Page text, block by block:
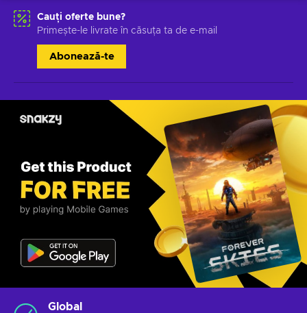
Cauți oferte bune?
Primește-le livrate în căsuța ta de e-mail
Abonează-te
Global